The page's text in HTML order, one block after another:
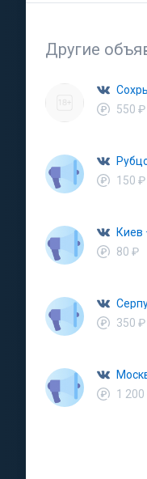
Другие
550 ₽
150 ₽
80 ₽
350 ₽
1 200